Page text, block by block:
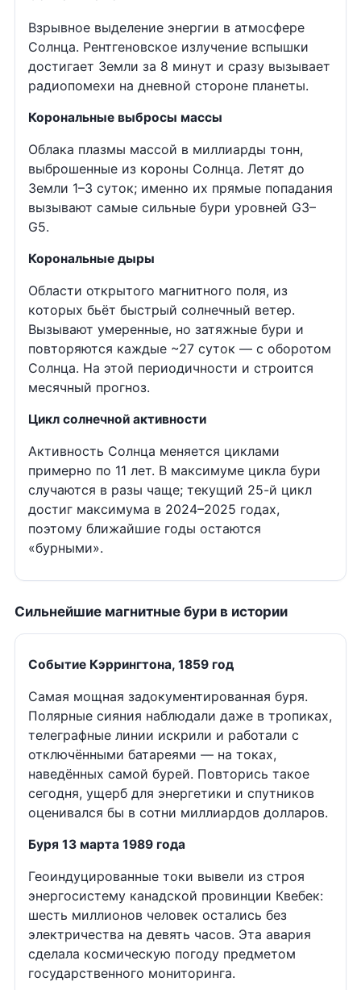
Взрывное выделение энергии в атмосфере
Солнца. Рентгеновское излучение вспышки
достигает Земли за 8 минут и сразу вызывает
радиопомехи на дневной стороне планеты.
Корональные выбросы массы
Облака плазмы массой в миллиарды тонн,
выброшенные из короны Солнца. Летят до
Земли 1–3 суток; именно их прямые попадания
вызывают самые сильные бури уровней G3–
G5.
Корональные дыры
Области открытого магнитного поля, из
которых бьёт быстрый солнечный ветер.
Вызывают умеренные, но затяжные бури и
повторяются каждые ~27 суток — с оборотом
Солнца. На этой периодичности и строится
месячный прогноз.
Цикл солнечной активности
Активность Солнца меняется циклами
примерно по 11 лет. В максимуме цикла бури
случаются в разы чаще; текущий 25-й цикл
достиг максимума в 2024–2025 годах,
поэтому ближайшие годы остаются
«бурными».
Сильнейшие магнитные бури в истории
Событие Кэррингтона, 1859 год
Самая мощная задокументированная буря.
Полярные сияния наблюдали даже в тропиках,
телеграфные линии искрили и работали с
отключёнными батареями — на токах,
наведённых самой бурей. Повторись такое
сегодня, ущерб для энергетики и спутников
оценивался бы в сотни миллиардов долларов.
Буря 13 марта 1989 года
Геоиндуцированные токи вывели из строя
энергосистему канадской провинции Квебек:
шесть миллионов человек остались без
электричества на девять часов. Эта авария
сделала космическую погоду предметом
государственного мониторинга.